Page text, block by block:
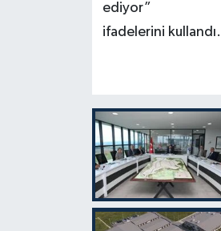
ediyor”
ifadelerini kullandı.